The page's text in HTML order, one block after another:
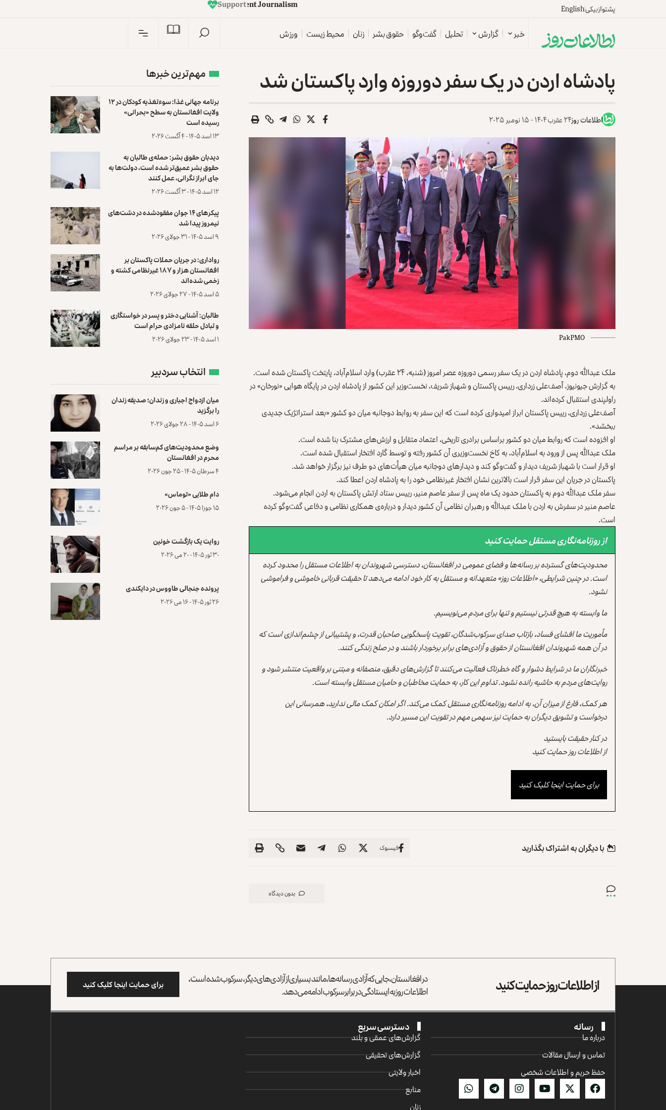
پشتوازبیکیEnglish
m
s
i
l
a
n
r
u
o
J
t
n
e
d
n
e
p
e
d
n
I Support
خبر گزارش تحلیل گفت‌وگو حقوق بشر زنان محیط زیست ورزش
پادشاه اردن در یک سفر دو‌روزه وارد پاکستان شد
اطلاعات روز۲۴ عقرب ۱۴۰۴ - ۱۵ نومبر ۲۰۲۵
PakPMO
ملک عبدالله دوم، پادشاه اردن در یک سفر رسمی دو‌روزه عصر امروز (شنبه، ۲۴ عقرب) وارد اسلام‌آباد، پایتخت پاکستان شده است.
به‌ گزارش جیو‌نیوز، آصف‌علی زرداری، رییس پاکستان و شهباز شریف، نخست‌وزیر این کشور از پادشاه اردن در پایگاه هوایی «نورخان» در
راولپندی استقبال کرده‌اند.
آصف‌علی زرداری، رییس پاکستان ابراز امیدواری کرده است که این سفر به روابط دو‌جانبه میان دو کشور «بعد استراتژیک جدیدی
ببخشد».
او افزوده است که روابط میان دو کشور براساس برادری تاریخی، اعتماد متقابل و ارزش‌های مشترک بنا شده است.
ملک عبدالله پس از ورود به اسلام‌آباد، به کاخ نخست‌وزیری آن کشور رفته و توسط گارد افتخار استقبال شده است.
او قرار است با شهباز شریف دیدار و گفت‌وگو کند و دیدارهای دوجانبه میان هیأت‌های دو طرف نیز برگزار خواهد شد.
پاکستان در جریان این سفر قرار است بالاترین نشان افتخار غیرنظامی خود را به پادشاه اردن اعطا کند.
سفر ملک عبدالله دوم به پاکستان حدود یک ماه پس از سفر عاصم منیر، رییس ستاد ارتش پاکستان به اردن انجام می‌شود.
عاصم منیر در سفرش به اردن با ملک عبدالله و رهبران نظامی آن کشور دیدار و درباره‌ی همکاری نظامی و دفاعی گفت‌وگو کرده
است.
از روزنامه‌نگاری مستقل حمایت کنید
محدودیت‌های گسترده بر رسانه‌ها و فضای عمومی در افغانستان، دسترسی شهروندان به اطلاعات مستقل را محدود کرده
است. در چنین شرایطی، «اطلاعات روز» متعهدانه و مستقل به کار خود ادامه می‌دهد تا حقیقت قربانی خاموشی و فراموشی
نشود.
ما وابسته به هیچ قدرتی نیستیم و تنها برای مردم می‌نویسیم.
مأموریت ما افشای فساد، بازتاب صدای سرکوب‌شدگان، تقویت پاسخگویی صاحبان قدرت، و پشتیبانی از چشم‌اندازی است که
در آن همه شهروندان افغانستان از حقوق و آزادی‌های برابر برخوردار باشند و در صلح زندگی کنند.
خبرنگاران ما در شرایط دشوار و گاه خطرناک فعالیت می‌کنند تا گزارش‌های دقیق، منصفانه و مبتنی بر واقعیت منتشر شود و
روایت‌های مردم به حاشیه رانده نشود. تداوم این کار، به حمایت مخاطبان و حامیان مستقل وابسته است.
هر کمک، فارغ از میزان آن، به ادامه روزنامه‌نگاری مستقل کمک می‌کند. اگر امکان کمک مالی ندارید، همرسانی این
درخواست و تشویق دیگران به حمایت نیز سهمی مهم در تقویت این مسیر دارد.
در کنار حقیقت بایستید
از اطلاعات روز حمایت کنید
برای حمایت اینجا کلیک کنید
با دیگران به‌‌ اشتراک بگذارید فیسبوک
بدون دیدگاه
مهم‌ترین خبرها
برنامه جهانی غذا: سوءتغذیه کودکان در ۱۲
ولایت افغانستان به سطح «بحرانی»
رسیده است
۱۳ اسد ۱۴۰۵ - ۴ آگست ۲۰۲۶
دیدبان حقوق بشر: حمله‌ی طالبان به
حقوق بشر عمیق‌تر شده است، دولت‌ها به
جای ابراز نگرانی، عمل کنند
۱۲ اسد ۱۴۰۵ - ۳ آگست ۲۰۲۶
پیکرهای ۱۴ جوان مفقودشده در دشت‌های
نیمروز پیدا شد
۹ اسد ۱۴۰۵ - ۳۱ جولای ۲۰۲۶
رواداری: در جریان حملات پاکستان بر
افغانستان هزار و ۱۸۷ غیرنظامی کشته و
زخمی شده‌اند
۵ اسد ۱۴۰۵ - ۲۷ جولای ۲۰۲۶
طالبان: آشنایی دختر و پسر در خواستگاری
و تبادل حلقه نامزادی حرام است
۱ اسد ۱۴۰۵ - ۲۳ جولای ۲۰۲۶
انتخاب سردبیر
میان ازدواج اجباری و زندان؛ صدیقه زندان
را برگزید
۶ اسد ۱۴۰۵ - ۲۸ جولای ۲۰۲۶
وضع محدودیت‌های کم‌سابقه بر مراسم
محرم در افغانستان
۴ سرطان ۱۴۰۵ - ۲۵ جون ۲۰۲۶
دام طلایی «توماس»
۱۵ جوزا ۱۴۰۵ - ۵ جون ۲۰۲۶
روایت یک بازگشت خونین
۳۰ ثور ۱۴۰۵ - ۲۰ می ۲۰۲۶
پرونده‌ جنجالی طاووس در دایکندی
۲۶ ثور ۱۴۰۵ - ۱۶ می ۲۰۲۶
از اطلاعات روز حمایت کنید در افغانستان، جایی که آزادی رسانه‌ها، مانند بسیاری از آزادی‌های دیگر، سرکوب شده است،
اطلاعات روز به ایستادگی در برابر سرکوب ادامه می‌دهد. برای حمایت اینجا کلیک کنید
رسانه
درباره ما
تماس و ارسال مقالات
حفظ حریم و اطلاعات شخصی
دسترسی سریع
گزارش‌‌های عمقی و بلند
گزارش‌های تحقیقی
اخبار ولایتی
منابع
زنان